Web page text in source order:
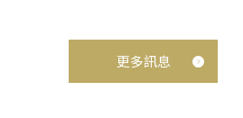
更多訊息